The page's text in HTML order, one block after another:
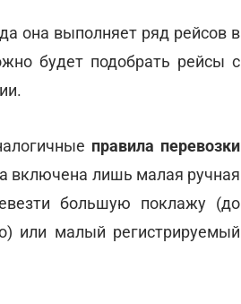
она выполняет ряд рейсов в
будет подобрать рейсы с
правила перевозки
включена лишь малая ручная
большую поклажу (до
или малый регистрируемый